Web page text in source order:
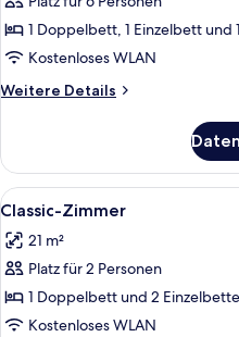
Apartment,
2 Schlafzimmer
anzeigen
1 Doppelbett, 1 Einzelbett und
Kostenloses WLAN
Weitere Details
Weitere
2 Schlafzimmer
Alle
Fotos
für
Classic-
Zimmer
anzeigen
2
Classic-Zimmer
21 m²
Platz für 2 Personen
1 Doppelbett und 2
Kostenloses WLAN